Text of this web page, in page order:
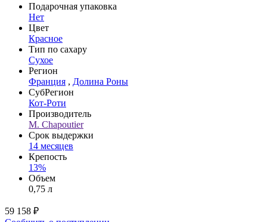
Подарочная упаковка
Нет
Цвет
Красное
Тип по сахару
Сухое
Регион
Франция , Долина Роны
СубРегион
Кот-Роти
Производитель
M. Chapoutier
Срок выдержки
14 месяцев
Крепость
13%
Объем
0,75 л
59 158 ₽